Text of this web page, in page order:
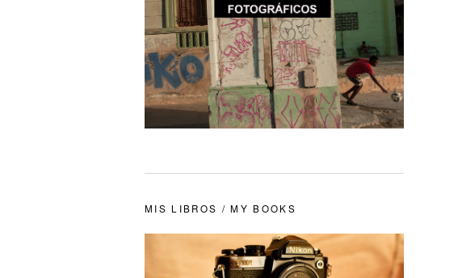
MIS LIBROS / MY BOOKS